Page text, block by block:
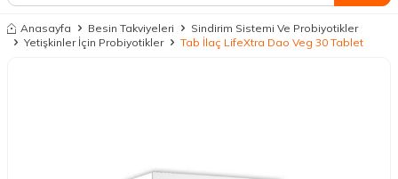
Anasayfa Besin Takviyeleri
Sindirim Sistemi Ve Probiyotikler
Yetişkinler İçin Probiyotikler
Tab İlaç LifeXtra Dao Veg 30 Tablet